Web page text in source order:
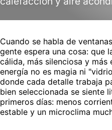
Cuando se habla de
gente espera una cosa: que
cálida, más silenciosa y
energía no es magia ni
donde cada detalle trabaja
bien seleccionada se siente
primeros días: menos
estable y un microclima